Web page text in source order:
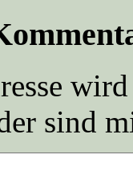
sind